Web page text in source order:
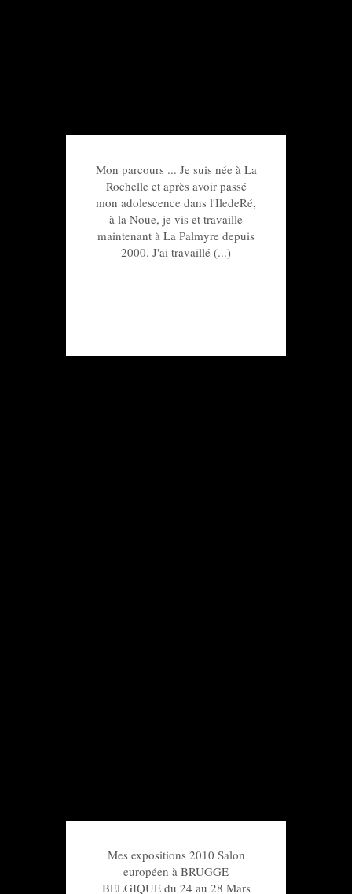
Mon parcours ... Je suis née à La
Rochelle et après avoir passé
mon adolescence dans l'IledeRé,
à la Noue, je vis et travaille
maintenant à La Palmyre depuis
2000. J'ai travaillé (...)
Mes expositions 2010 Salon
européen à BRUGGE
BELGIQUE du 24 au 28 Mars